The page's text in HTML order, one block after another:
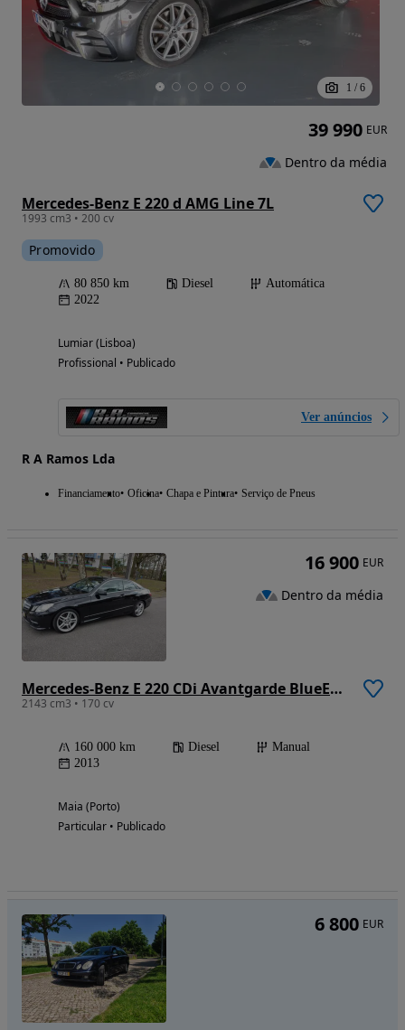
1 / 6
Mercedes-Benz E 220 d AMG Line 7L
1993 cm3 • 200 cv
Promovido
80 850 km Diesel
Automática
2022
Lumiar (Lisboa)
Profissional • Publicado
Ver anúncios
R A Ramos Lda
Financiamento Oficina Chapa e Pintura Serviço de Pneus
39 990 EUR
Dentro da média
Mercedes-Benz E 220 CDi Avantgarde BlueEfficiency
2143 cm3 • 170 cv
160 000 km Diesel
Manual
2013
Maia (Porto)
Particular • Publicado
16 900 EUR
Dentro da média
6 800 EUR